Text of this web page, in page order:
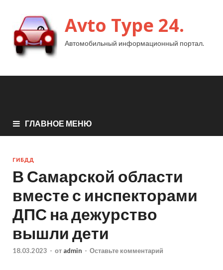
Avto Type 24.
Автомобильный информационный портал.
ГЛАВНОЕ МЕНЮ
ГИБДД
В Самарской области
вместе с инспекторами
ДПС на дежурство
вышли дети
18.03.2023 - от admin - Оставьте комментарий